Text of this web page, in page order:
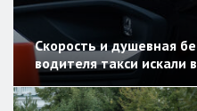
Скорость и душевная
водителя такси искали